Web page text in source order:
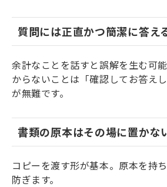
質問には正直かつ簡潔に答え
余計なことを話すと誤解を生む可
からないことは「確認してお答え
が無難です。
書類の原本はその場に置かな
コピーを渡す形が基本。原本を持
防ぎます。